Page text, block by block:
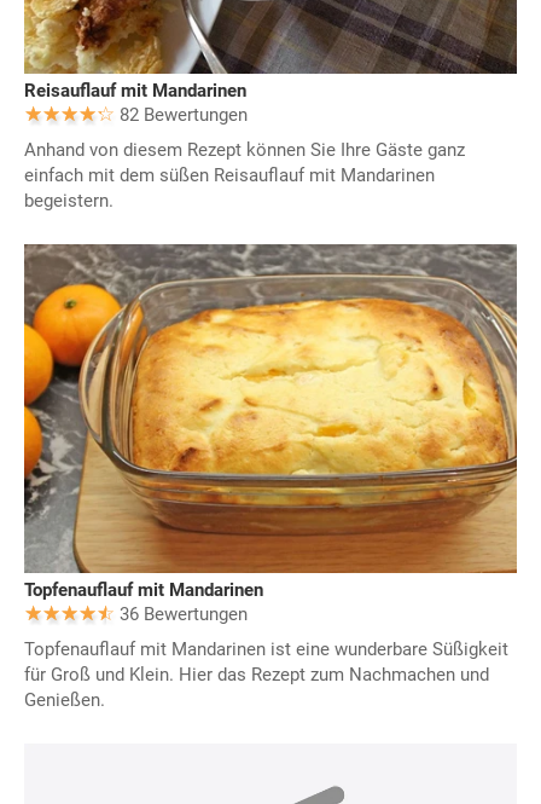
Reisauflauf mit Mandarinen
82 Bewertungen
Anhand von diesem Rezept können Sie Ihre Gäste ganz
einfach mit dem süßen Reisauflauf mit Mandarinen
begeistern.
Topfenauflauf mit Mandarinen
36 Bewertungen
Topfenauflauf mit Mandarinen ist eine wunderbare Süßigkeit
für Groß und Klein. Hier das Rezept zum Nachmachen und
Genießen.